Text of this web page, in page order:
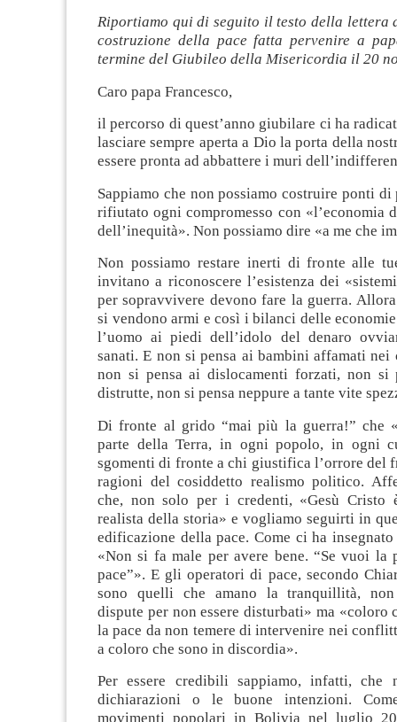
Riportiamo qui di seguito il testo della lettera
costruzione della pace fatta pervenire a
termine del Giubileo della Misericordia il 20
Caro papa Francesco,
il percorso di quest’anno giubilare ci ha
lasciare sempre aperta a Dio la porta della
essere pronta ad abbattere i muri
Sappiamo che non possiamo costruire ponti di
rifiutato ogni compromesso con «l’economia
dell’inequità». Non possiamo dire «a me che
Non possiamo restare inerti di fronte alle
invitano a riconoscere l’esistenza dei
per sopravvivere devono fare la guerra.
si vendono armi e così i bilanci delle
l’uomo ai piedi dell’idolo del denaro
sanati. E non si pensa ai bambini affamati
non si pensa ai dislocamenti forzati, non si
distrutte, non si pensa neppure a tante vite
Di fronte al grido “mai più la guerra!” che
parte della Terra, in ogni popolo, in ogni
sgomenti di fronte a chi giustifica l’orrore del
ragioni del cosiddetto realismo politico.
che, non solo per i credenti, «Gesù Cristo
realista della storia» e vogliamo seguirti in
edificazione della pace. Come ci ha
«Non si fa male per avere bene. “Se vuoi la
pace”». E gli operatori di pace, secondo
sono quelli che amano la tranquillità,
dispute per non essere disturbati» ma «coloro
la pace da non temere di intervenire nei
a coloro che sono in discordia».
Per essere credibili sappiamo, infatti, che
dichiarazioni o le buone intenzioni.
movimenti popolari in Bolivia nel luglio